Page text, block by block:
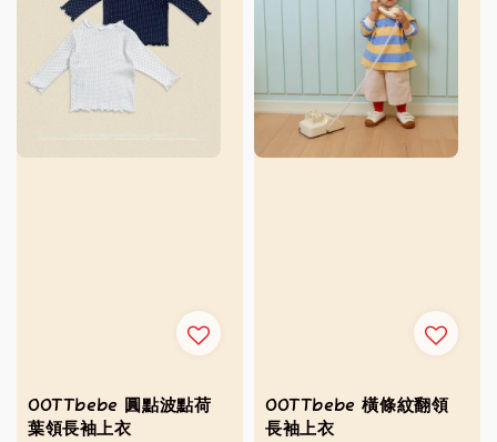
OOTTbebe 圓點波點荷
葉領長袖上衣
OOTTbebe 橫條紋翻領
長袖上衣